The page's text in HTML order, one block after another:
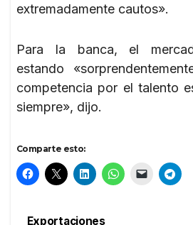
extremadamente cautos».
Para la banca, el
estando
competencia por el talento
siempre», dijo.
Comparte esto:
Exportaciones